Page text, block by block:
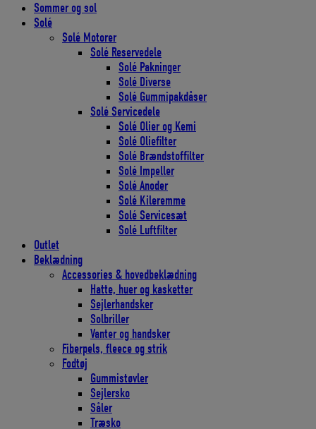
Sommer og sol
Solé
Solé Motorer
Solé Reservedele
Solé Pakninger
Solé Diverse
Solé Gummipakdåser
Solé Servicedele
Solé Olier og Kemi
Solé Oliefilter
Solé Brændstoffilter
Solé Impeller
Solé Anoder
Solé Kileremme
Solé Servicesæt
Solé Luftfilter
Outlet
Beklædning
Accessories & hovedbeklædning
Hatte, huer og kasketter
Sejlerhandsker
Solbriller
Vanter og handsker
Fiberpels, fleece og strik
Fodtøj
Gummistøvler
Sejlersko
Såler
Træsko